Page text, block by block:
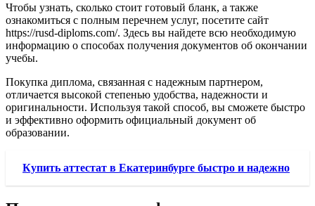
Чтобы узнать, сколько стоит готовый бланк, а также
ознакомиться с полным перечнем услуг, посетите сайт
https://rusd-diploms.com/. Здесь вы найдете всю необходимую
информацию о способах получения документов об окончании
учебы.
Покупка диплома, связанная с надежным партнером,
отличается высокой степенью удобства, надежности и
оригинальности. Используя такой способ, вы сможете быстро
и эффективно оформить официальный документ об
образовании.
Купить аттестат в Екатеринбурге быстро и надежно